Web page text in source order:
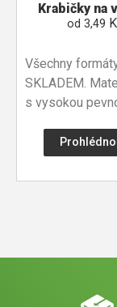
Krabičky na
od 3,49
Všechny
SKLADEM.
s vysokou